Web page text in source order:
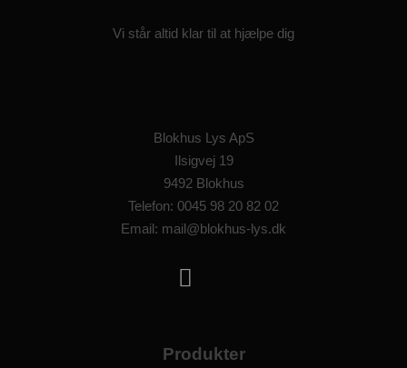
Vi står altid klar til at hjælpe dig
Blokhus Lys ApS
Ilsigvej 19
9492 Blokhus
Telefon: 0045 98 20 82 02
Email: mail@blokhus-lys.dk
Produkter